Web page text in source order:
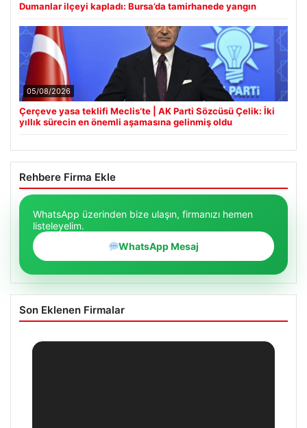
Dumanlar ilçeyi kapladı: Bursa’da tamirhanede yangın
05/08/2026
Çerçeve yasa teklifi Meclis’te | AK Parti Sözcüsü Çelik: İki
yıllık sürecin en önemli aşamasına gelinmiş oldu
Rehbere Firma Ekle
WhatsApp üzerinden bize ulaşın, firmanızı hemen
listeleyelim.
WhatsApp Mesaj
Son Eklenen Firmalar